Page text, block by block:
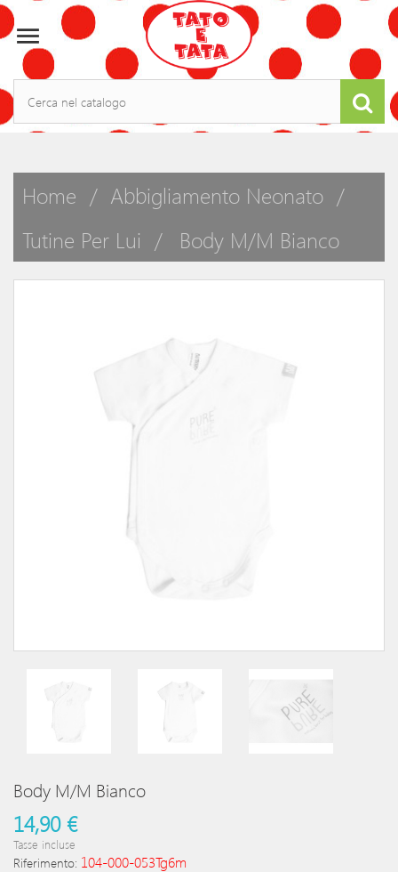

Home
Abbigliamento Neonato
Tutine Per Lui
Body M/m Bianco
Body M/m Bianco
14,90 €
Tasse incluse
Riferimento: 104-000-053Tg6m